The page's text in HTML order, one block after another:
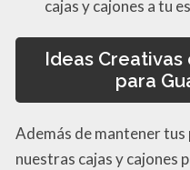
cajas y cajones a tu
Ideas Creativas
para
Además de mantener
nuestras cajas y cajones